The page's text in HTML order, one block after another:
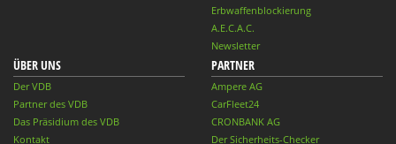
Erbwaffenblockierung
A.E.C.A.C.
Newsletter
ÜBER UNS
Der VDB
Partner des VDB
Das Präsidium des VDB
Kontakt
PARTNER
Ampere AG
CarFleet24
CRONBANK AG
Der Sicherheits-Checker